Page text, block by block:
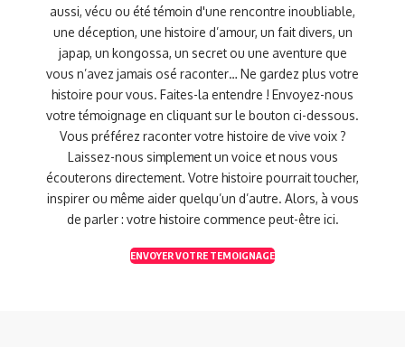
aussi, vécu ou été témoin d'une rencontre inoubliable,
une déception, une histoire d’amour, un fait divers, un
japap, un kongossa, un secret ou une aventure que
vous n’avez jamais osé raconter… Ne gardez plus votre
histoire pour vous. Faites-la entendre ! Envoyez-nous
votre témoignage en cliquant sur le bouton ci-dessous.
Vous préférez raconter votre histoire de vive voix ?
Laissez-nous simplement un voice et nous vous
écouterons directement. Votre histoire pourrait toucher,
inspirer ou même aider quelqu’un d’autre. Alors, à vous
de parler : votre histoire commence peut-être ici.
ENVOYER VOTRE TEMOIGNAGE